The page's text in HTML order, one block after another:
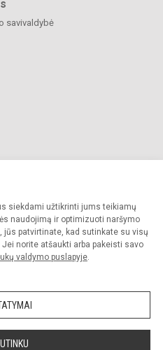
siekdami užtikrinti jums teikiamų
naudojimą ir optimizuoti naršymo
jūs patvirtinate, kad sutinkate su visų
norite atšaukti arba pakeisti savo
valdymo puslapyje.
savivaldybė
Visos teisės saugomos.
sutikimo griežtai draudžiama.
Slapukų valdymas